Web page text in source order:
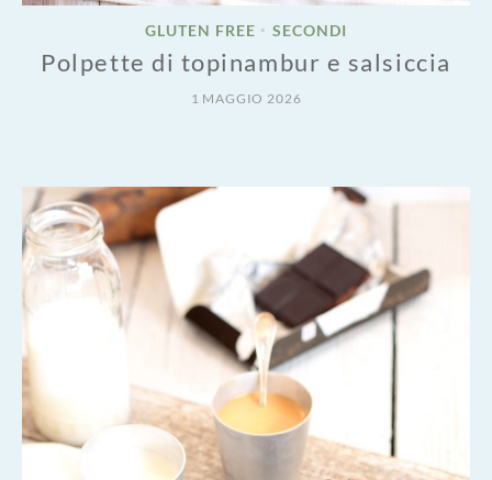
GLUTEN FREE • SECONDI
Polpette di topinambur e salsiccia
1 MAGGIO 2026